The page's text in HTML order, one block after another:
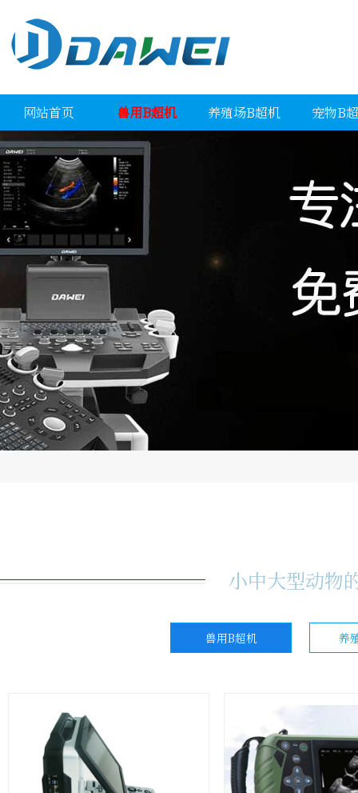
网站首页 兽用B超机 养殖场B超机 宠物B
小中大型动物
兽用B超机 养